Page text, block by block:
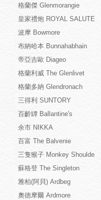
格蘭傑 Glenmorangie
皇家禮炮 ROYAL SALUTE
波摩 Bowmore
布納哈本 Bunnahabhain
帝亞吉歐 Diageo
格蘭利威 The Glenlivet
格蘭多納 Glendronach
三得利 SUNTORY
百齡罈 Ballantine's
余市 NIKKA
百富 The Balvenie
三隻猴子 Monkey Shoulde
蘇格登 The Singleton
雅柏(阿貝) Ardbeg
奧徳摩爾 Ardmore